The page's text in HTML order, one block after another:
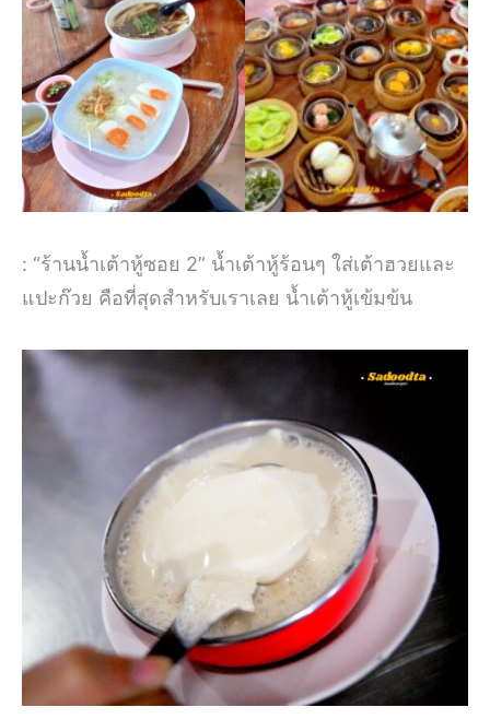
: “ร้านน้ำเต้าหู้ซอย 2” น้ำเต้าหู้ร้อนๆ ใส่เต้าฮวยและ
แปะก๊วย คือที่สุดสำหรับเราเลย น้ำเต้าหู้เข้มข้น